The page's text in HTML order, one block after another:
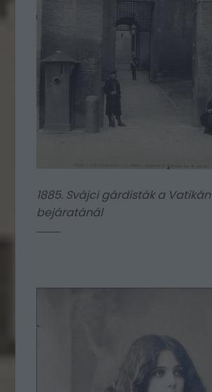
1885. Svájci gárdisták a Vatikán
bejáratánál